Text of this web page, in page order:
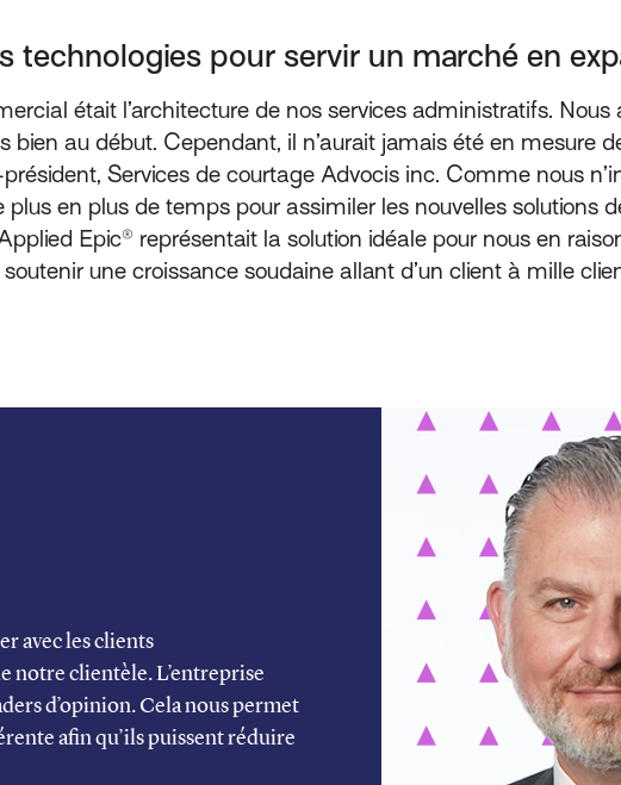
technologies pour servir un marché en
était l’architecture de nos services administratifs.
bien au début. Cependant, il n’aurait jamais été en mesure
Services de courtage Advocis inc. Comme nous
en plus de temps pour assimiler les nouvelles solutions
Epic® représentait la solution idéale pour nous en
soutenir une croissance soudaine allant d’un client à mille
avec les clients
notre clientèle. L’entreprise
d’opinion. Cela nous permet
afin qu’ils puissent réduire